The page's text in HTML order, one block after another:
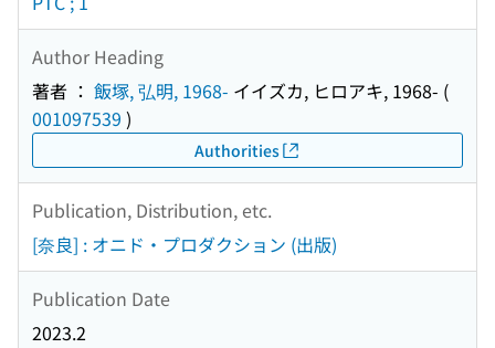
Author Heading
著者 ： 飯塚, 弘明, 1968- イイズカ, ヒロアキ, 1968- (
001097539 )
Authorities
Publication, Distribution, etc.
[奈良] : オニド・プロダクション (出版)
Publication Date
2023.2